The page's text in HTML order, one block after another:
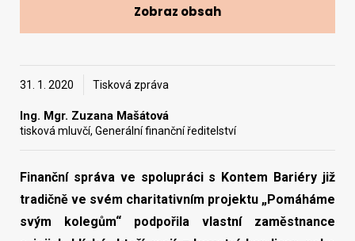
31. 1. 2020 Tisková zpráva
Ing. Mgr. Zuzana Mašátová
tisková mluvčí, Generální finanční ředitelství
Finanční správa ve spolupráci s Kontem Bariéry již
tradičně ve svém charitativním projektu „Pomáháme
svým kolegům“ podpořila vlastní zaměstnance
Zobraz obsah